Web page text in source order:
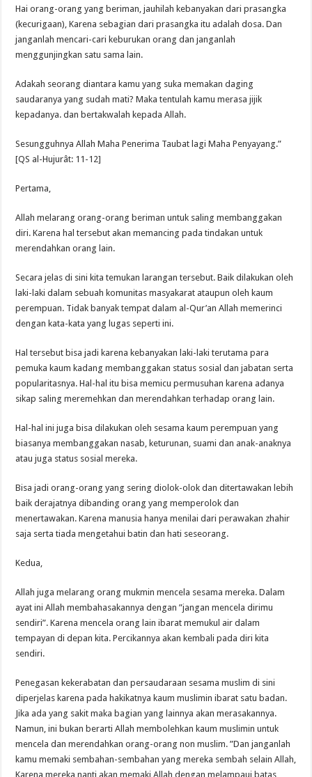
Hai orang-orang yang beriman, jauhilah kebanyakan dari prasangka
(kecurigaan), Karena sebagian dari prasangka itu adalah dosa. Dan
janganlah mencari-cari keburukan orang dan janganlah
menggunjingkan satu sama lain.
Adakah seorang diantara kamu yang suka memakan daging
saudaranya yang sudah mati? Maka tentulah kamu merasa jijik
kepadanya. dan bertakwalah kepada Allah.
Sesungguhnya Allah Maha Penerima Taubat lagi Maha Penyayang.”
[QS al-Hujurât: 11-12]
Pertama,
Allah melarang orang-orang beriman untuk saling membanggakan
diri. Karena hal tersebut akan memancing pada tindakan untuk
merendahkan orang lain.
Secara jelas di sini kita temukan larangan tersebut. Baik dilakukan oleh
laki-laki dalam sebuah komunitas masyakarat ataupun oleh kaum
perempuan. Tidak banyak tempat dalam al-Qur’an Allah memerinci
dengan kata-kata yang lugas seperti ini.
Hal tersebut bisa jadi karena kebanyakan laki-laki terutama para
pemuka kaum kadang membanggakan status sosial dan jabatan serta
popularitasnya. Hal-hal itu bisa memicu permusuhan karena adanya
sikap saling meremehkan dan merendahkan terhadap orang lain.
Hal-hal ini juga bisa dilakukan oleh sesama kaum perempuan yang
biasanya membanggakan nasab, keturunan, suami dan anak-anaknya
atau juga status sosial mereka.
Bisa jadi orang-orang yang sering diolok-olok dan ditertawakan lebih
baik derajatnya dibanding orang yang memperolok dan
menertawakan. Karena manusia hanya menilai dari perawakan zhahir
saja serta tiada mengetahui batin dan hati seseorang.
Kedua,
Allah juga melarang orang mukmin mencela sesama mereka. Dalam
ayat ini Allah membahasakannya dengan ”jangan mencela dirimu
sendiri”. Karena mencela orang lain ibarat memukul air dalam
tempayan di depan kita. Percikannya akan kembali pada diri kita
sendiri.
Penegasan kekerabatan dan persaudaraan sesama muslim di sini
diperjelas karena pada hakikatnya kaum muslimin ibarat satu badan.
Jika ada yang sakit maka bagian yang lainnya akan merasakannya.
Namun, ini bukan berarti Allah membolehkan kaum muslimin untuk
mencela dan merendahkan orang-orang non muslim. ”Dan janganlah
kamu memaki sembahan-sembahan yang mereka sembah selain Allah,
Karena mereka nanti akan memaki Allah dengan melampaui batas